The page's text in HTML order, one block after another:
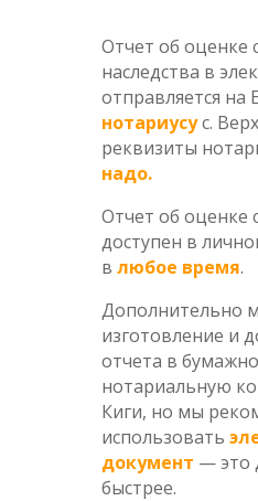
Отчет об оценке
наследства в
отправляется на
нотариусус.
реквизиты
надо.
Отчет об оценке
доступен в
в любое время.
Дополнительно
изготовление и
отчета в
нотариальную
Киги, но мы
использовать
документ — это
быстрее.